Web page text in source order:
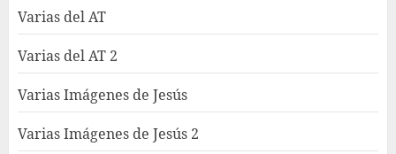
Varias del AT
Varias del AT 2
Varias Imágenes de Jesús
Varias Imágenes de Jesús 2